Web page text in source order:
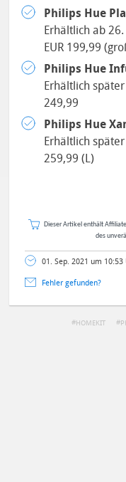
Philips Hue
Erhältlich ab
EUR 199,99
Philips Hue
Erhältlich später
249,99
Philips Hue
Erhältlich später
259,99 (L)
Dieser Artikel enthält
des
01. Sep. 2021 um 10:53
Fehler gefunden?
HOMEKIT